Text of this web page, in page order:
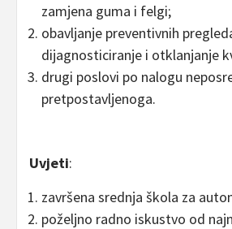
zamjena guma i felgi;
obavljanje preventivnih
dijagnosticiranje i otklanjanje
drugi poslovi po nalogu
pretpostavljenoga.
Uvjeti:
završena srednja škola za
poželjno radno iskustvo od